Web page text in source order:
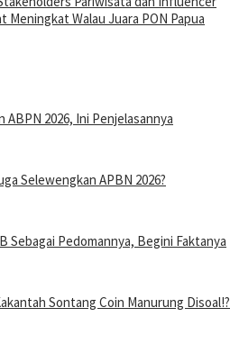
Walau Juara PON Papua
2026, Ini Penjelasannya
Selewengkan APBN 2026?
Pedomannya, Begini Faktanya
Sontang Coin Manurung Disoal!?